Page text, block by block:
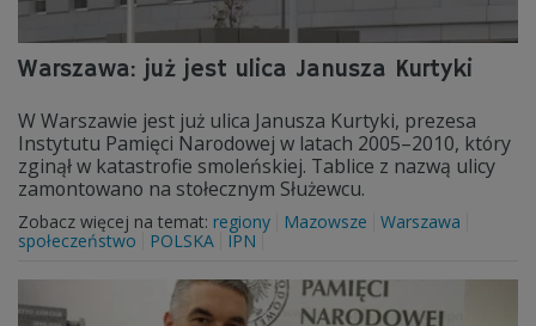
Warszawa: już jest ulica Janusza Kurtyki
W Warszawie jest już ulica Janusza Kurtyki, prezesa
Instytutu Pamięci Narodowej w latach 2005–2010, który
zginął w katastrofie smoleńskiej. Tablice z nazwą ulicy
zamontowano na stołecznym Służewcu.
Zobacz więcej na temat: regiony Mazowsze
Warszawa
społeczeństwo
POLSKA IPN